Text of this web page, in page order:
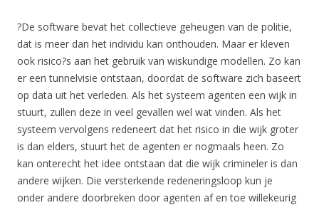
?De software bevat het collectieve geheugen van de politie,
dat is meer dan het individu kan onthouden. Maar er kleven
ook risico?s aan het gebruik van wiskundige modellen. Zo kan
er een tunnelvisie ontstaan, doordat de software zich baseert
op data uit het verleden. Als het systeem agenten een wijk in
stuurt, zullen deze in veel gevallen wel wat vinden. Als het
systeem vervolgens redeneert dat het risico in die wijk groter
is dan elders, stuurt het de agenten er nogmaals heen. Zo
kan onterecht het idee ontstaan dat die wijk crimineler is dan
andere wijken. Die versterkende redeneringsloop kun je
onder andere doorbreken door agenten af en toe willekeurig